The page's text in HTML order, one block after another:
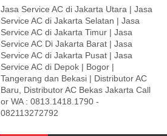
Jasa Service AC di Jakarta Utara | Jasa
Service AC di Jakarta Selatan | Jasa
Service AC di Jakarta Timur | Jasa
Service AC Di Jakarta Barat | Jasa
Service AC di Jakarta Pusat | Jasa
Service AC di Depok | Bogor |
Tangerang dan Bekasi | Distributor AC
Baru, Distributor AC Bekas Jakarta Call
or WA : 0813.1418.1790 -
082113272792